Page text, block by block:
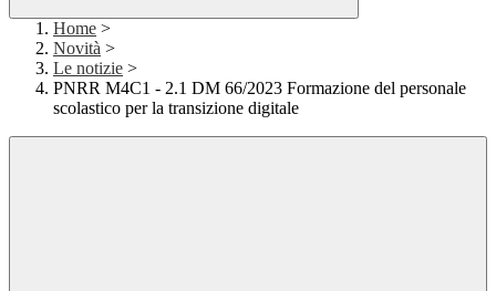
Home >
Novità >
Le notizie >
PNRR M4C1 - 2.1 DM 66/2023 Formazione del personale
scolastico per la transizione digitale